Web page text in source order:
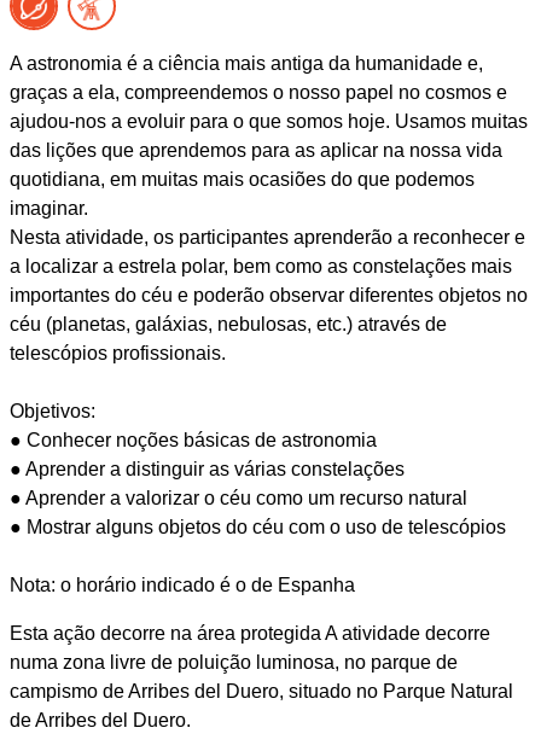
A astronomia é a ciência mais antiga da humanidade e,
graças a ela, compreendemos o nosso papel no cosmos e
ajudou-nos a evoluir para o que somos hoje. Usamos muitas
das lições que aprendemos para as aplicar na nossa vida
quotidiana, em muitas mais ocasiões do que podemos
imaginar.
Nesta atividade, os participantes aprenderão a reconhecer e
a localizar a estrela polar, bem como as constelações mais
importantes do céu e poderão observar diferentes objetos no
céu (planetas, galáxias, nebulosas, etc.) através de
telescópios profissionais.
Objetivos:
● Conhecer noções básicas de astronomia
● Aprender a distinguir as várias constelações
● Aprender a valorizar o céu como um recurso natural
● Mostrar alguns objetos do céu com o uso de telescópios
Nota: o horário indicado é o de Espanha
Esta ação decorre na área protegida A atividade decorre
numa zona livre de poluição luminosa, no parque de
campismo de Arribes del Duero, situado no Parque Natural
de Arribes del Duero.